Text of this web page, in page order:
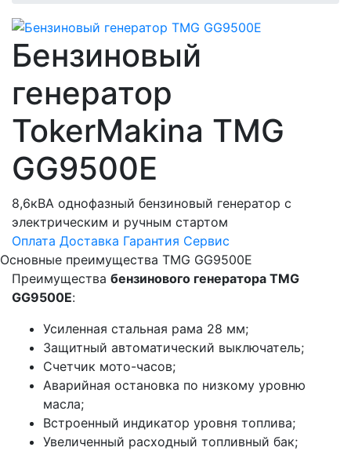
Бензиновый
генератор
TokerMakina TMG
GG9500E
8,6кВА однофазный бензиновый генератор с
электрическим и ручным стартом
Оплата Доставка Гарантия Сервис
Основные преимущества TMG GG9500E
Преимущества бензинового генератора TMG
GG9500E:
Усиленная стальная рама 28 мм;
Защитный автоматический выключатель;
Счетчик мото-часов;
Аварийная остановка по низкому уровню
масла;
Встроенный индикатор уровня топлива;
Увеличенный расходный топливный бак;